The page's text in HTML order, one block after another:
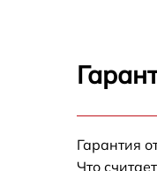
Гарантия
Что